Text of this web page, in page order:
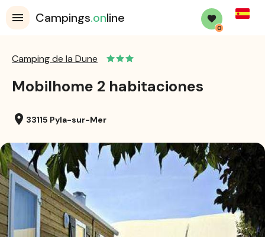
Campings.online
0
Camping de la Dune
Mobilhome 2 habitaciones
location_on 33115 Pyla-sur-Mer